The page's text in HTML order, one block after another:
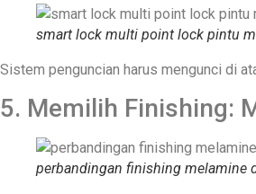
smart lock multi point lock pintu
Sistem penguncian harus mengunci di
5. Memilih Finishing:
perbandingan finishing melamine